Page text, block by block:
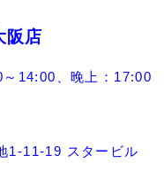
阪店
～14:00、晚上：17:00
1-11-19 スタービル